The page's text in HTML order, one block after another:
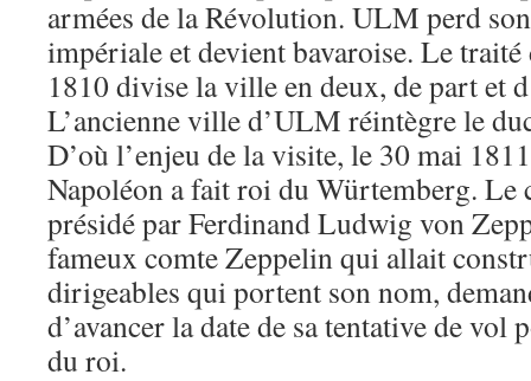
armées de la Révolution. ULM perd
impériale et devient bavaroise. Le
1810 divise la ville en deux, de part et
L’ancienne ville d’ULM réintègre le
D’où l’enjeu de la visite, le 30 mai
Napoléon a fait roi du Würtemberg. Le
présidé par Ferdinand Ludwig von
fameux comte Zeppelin qui allait
dirigeables qui portent son nom,
d’avancer la date de sa tentative de
du roi.